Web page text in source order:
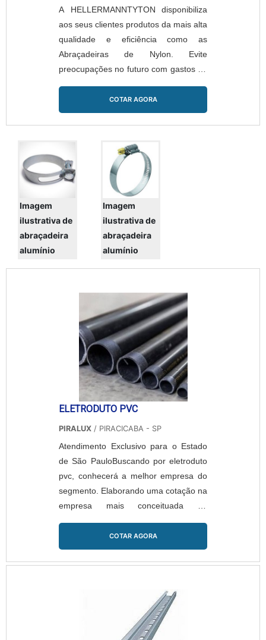
A HELLERMANNTYTON disponibiliza
aos seus clientes produtos da mais alta
qualidade e eficiência como as
Abraçadeiras de Nylon. Evite
preocupações no futuro com gastos na
adquirindo produtos com qualidade e
durabilidade que a
HELLERMANNTYTON disponibiliza
aos seus clientes. Um bom exemplo
dessa qualidade é as Abraçadeiras de
Nylon. Para unir qualidade e economia
adquira as Abraçadeiras de Nylon na
HELLERMA...
COTAR AGORA
Imagem
ilustrativa de
abraçadeira
alumínio
Imagem
ilustrativa de
abraçadeira
alumínio
ELETRODUTO PVC
PIRALUX / PIRACICABA - SP
Atendimento Exclusivo para o Estado
de São PauloBuscando por eletroduto
pvc, conhecerá a melhor empresa do
segmento. Elaborando uma cotação na
empresa mais conceituada do
de atuação.MAIS DETALHES SOBRE
ELETRODUTO PVCQuem quer
encontrar eletroduto pvc em uma
Piralux. A empresa atua com junção
interna l e saída lateral dupla,
disponibilizando tudo que há de mais
COTAR AGORA